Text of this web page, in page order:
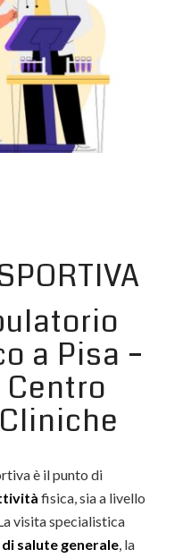
a Pisa –
è il punto di
fisica, sia a livello
visita specialistica
salute generale, la